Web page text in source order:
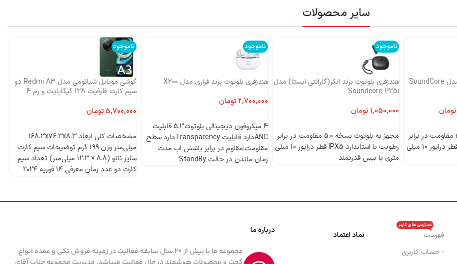
سایر محصولات
هندزفری بلوتوث برند انکر مدل SoundCore
تومان
مجهز به بلوتوث نسخه 5.0 مقاومت در برابر
رطوبت با استاندارد IPX5 قطر درایور 10 میلی
ناموجود
هندزفری بلوتوث برند انکر(گارانتی ایستا) مدل
Soundcore P25i
تومان
مجهز به بلوتوث نسخه 5.0 مقاومت در برابر
رطوبت با استاندارد IPX5 قطر درایور 10 میلی
متری با بیس قدرتمند
ناموجود
هندزفری بلوتوث برند فراری مدل X200
تومان
4 میکروفون دیجیتالی بلوتوث5.3 قابلیت
ANCدارد قابلیت Transparencyدارد سطح
مقاومت:مقاوم در برابر پاشش اب مدت
زمان ماندن در حالت StandBy
ناموجود
گوشی موبایل شیائومی مدل Redmi A3 دو
سیم کارت ظرفیت 128 گیگابایت و رم 4
تومان
مشخصات کلی ابعاد ۱۶۸.۳x۷۶.۳x۸.۳
میلی‌متر وزن ۱۹۹ گرم توضیحات سیم کارت
سایز نانو (۸.۸ × ۱۲.۳ میلی‌متر) تعداد سیم
کارت دو عدد زمان معرفی ۱۴ فوریه ۲۰۲۴
nm) پردازنده‌ مرکزی Octa-core (۴x۲.۲
GE۸۳۲۰ حافظه حافظه داخلی ۱۲۸ گیگابایت
مقدار RAM ۴ گیگابایت پشتیبانی از کارت
فهرست
دسترسی های کاربر
- حساب کاربری
نماد اعتماد درباره ما
مجموعه ما با بیش از 20 سال سابقه فعالیت در زمینه فروش تکی و عمده انواع